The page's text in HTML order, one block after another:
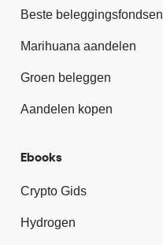
Beste beleggingsfondsen
Marihuana aandelen
Groen beleggen
Aandelen kopen
Ebooks
Crypto Gids
Hydrogen